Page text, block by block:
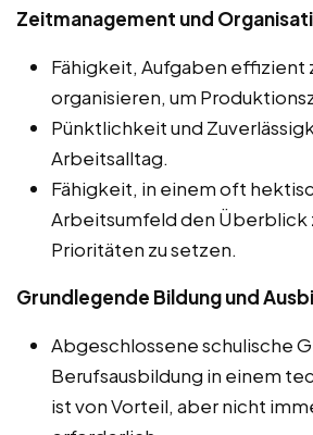
Zeitmanagement und
Fähigkeit, Aufgaben effizient
organisieren, um
Pünktlichkeit und
Arbeitsalltag.
Fähigkeit, in einem oft
Arbeitsumfeld den Überblick
Prioritäten zu setzen.
Grundlegende Bildung und
Abgeschlossene schulische
Berufsausbildung in einem
ist von Vorteil, aber nicht